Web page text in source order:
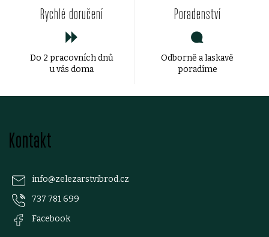
r
Rychlé doručení
Do 2 pracovních dnů
u vás doma
Poradenství
Odborně a laskavě
poradíme
Kontakt
info@zelezarstvibrod.cz
737 781 699
Facebook